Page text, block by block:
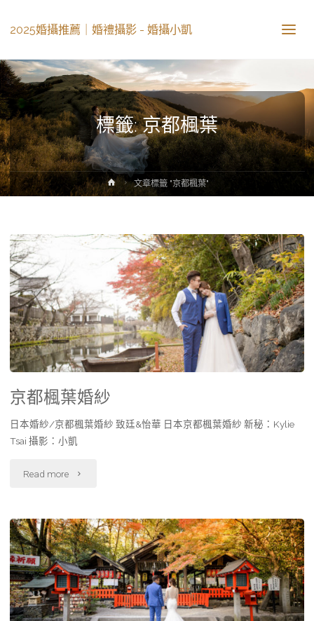
2025婚攝推薦｜婚禮攝影 - 婚攝小凱
標籤: 京都楓葉
文章標籤 "京都楓葉"
京都楓葉婚紗
日本婚紗/京都楓葉婚紗 致廷&怡華 日本京都楓葉婚紗 新秘：Kylie
Tsai 攝影：小凱
Read more